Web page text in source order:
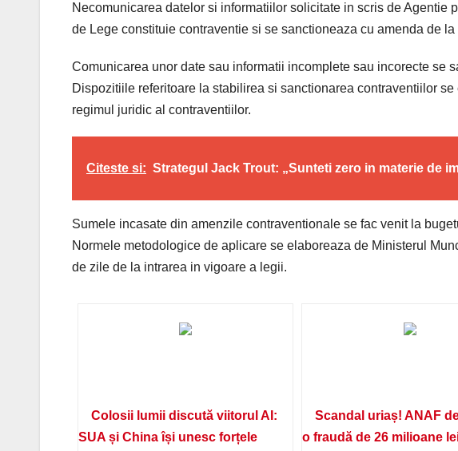
Necomunicarea datelor si informatiilor solicitate in scris de Agentie
de Lege constituie contraventie si se sanctioneaza cu amenda de
Comunicarea unor date sau informatii incomplete sau incorecte se
Dispozitiile referitoare la stabilirea si sanctionarea contraventiilor
regimul juridic al contraventiilor.
Citeste si: Strategul Jack Trout: „Sunteti zero in materie de
Sumele incasate din amenzile contraventionale se fac venit la
Normele metodologice de aplicare se elaboreaza de Ministerul
de zile de la intrarea in vigoare a legii.
Colosii lumii discută viitorul AI:
SUA și China își unesc forțele
Scandal uriaș! ANAF
o fraudă de 26 milioane